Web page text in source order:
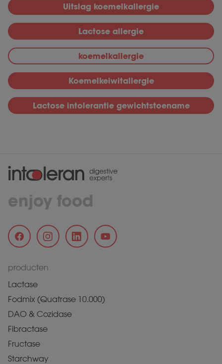
Uitslag koemelkallergie
Lactose allergie
koemelkallergie
Koemelkeiwitallergie
Lactose intolerantie gewichtstoename
enjoy food
producten
Lactase
Fodmix (Quatrase 10.000)
DAO & Cozidase
Fibractase
Fructase
Starchway